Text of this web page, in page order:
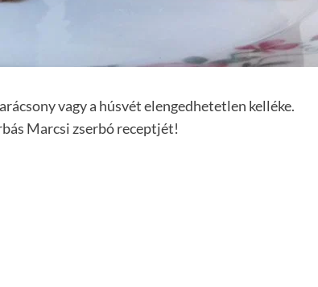
vagy a húsvét elengedhetetlen kelléke.
Marcsi zserbó receptjét!